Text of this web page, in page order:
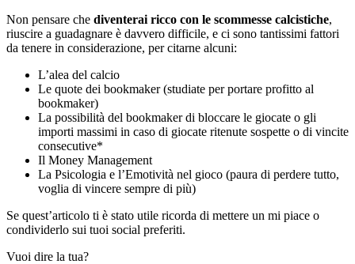
Non pensare che diventerai ricco con le scommesse calcistiche,
riuscire a guadagnare è davvero difficile, e ci sono tantissimi fattori
da tenere in considerazione, per citarne alcuni:
L’alea del calcio
Le quote dei bookmaker (studiate per portare profitto al
bookmaker)
La possibilità del bookmaker di bloccare le giocate o gli
importi massimi in caso di giocate ritenute sospette o di vincite
consecutive*
Il Money Management
La Psicologia e l’Emotività nel gioco (paura di perdere tutto,
voglia di vincere sempre di più)
Se quest’articolo ti è stato utile ricorda di mettere un mi piace o
condividerlo sui tuoi social preferiti.
Vuoi dire la tua?